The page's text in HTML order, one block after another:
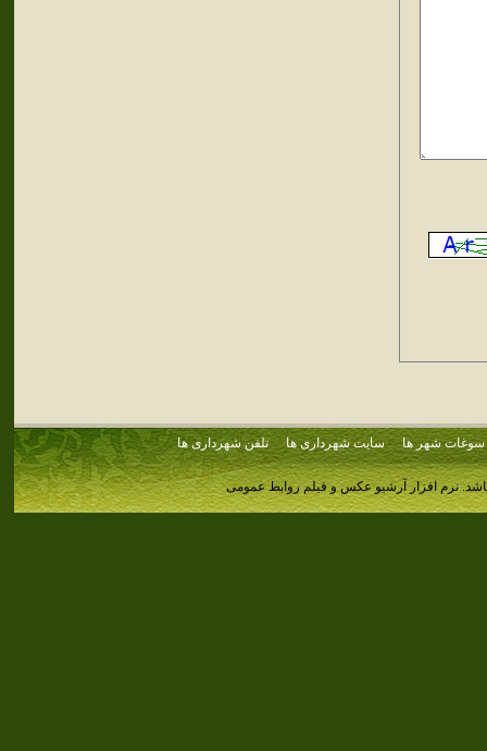
سوغات شهر ها سایت شهرداری ها تلفن شهرداری ها
نرم افزار آرشیو عکس و فیلم روابط عمومی